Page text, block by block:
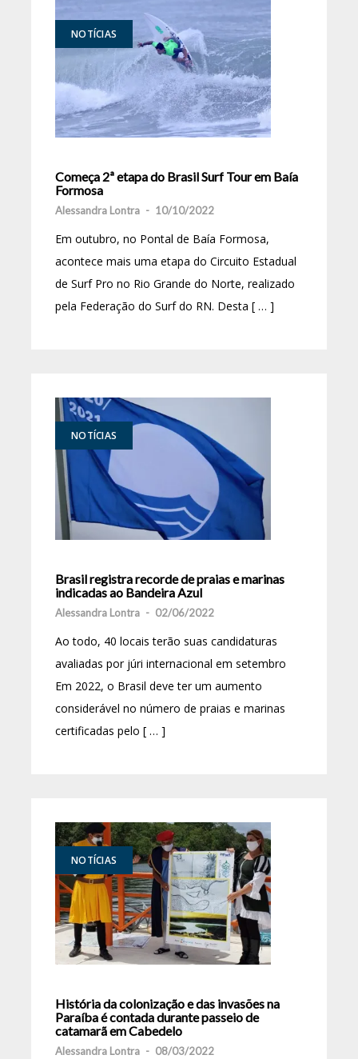
NOTÍCIAS
Começa 2ª etapa do Brasil Surf Tour em Baía
Formosa
Alessandra Lontra - 10/10/2022
Em outubro, no Pontal de Baía Formosa,
acontece mais uma etapa do Circuito Estadual
de Surf Pro no Rio Grande do Norte, realizado
pela Federação do Surf do RN. Desta [ … ]
NOTÍCIAS
Brasil registra recorde de praias e marinas
indicadas ao Bandeira Azul
Alessandra Lontra - 02/06/2022
Ao todo, 40 locais terão suas candidaturas
avaliadas por júri internacional em setembro
Em 2022, o Brasil deve ter um aumento
considerável no número de praias e marinas
certificadas pelo [ … ]
NOTÍCIAS
História da colonização e das invasões na
Paraíba é contada durante passeio de
catamarã em Cabedelo
Alessandra Lontra - 08/03/2022